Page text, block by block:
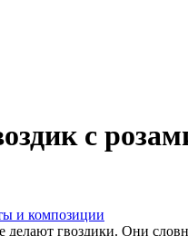
с
и композиции
делают гвоздики. Они